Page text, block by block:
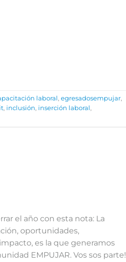
laboral, egresadosempujar,
, inclusión, inserción laboral ,
el año con esta nota: La
oportunidades,
es la que generamos
EMPUJAR. Vos sos parte!